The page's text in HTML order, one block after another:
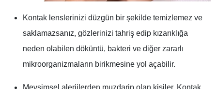
Kontak lenslerinizi düzgün bir şekilde temizlemez ve
saklamazsanız, gözlerinizi tahriş edip kızarıklığa
neden olabilen döküntü, bakteri ve diğer zararlı
mikroorganizmaların birikmesine yol açabilir.
Mevsimsel alerjilerden muzdarip olan kişiler, Kontak